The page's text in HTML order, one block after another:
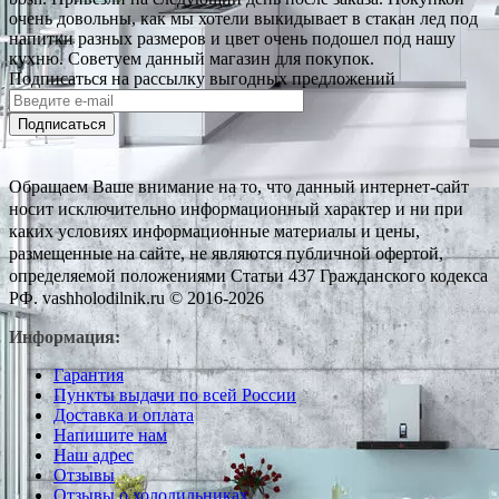
очень довольны, как мы хотели выкидывает в стакан лед под
напитки разных размеров и цвет очень подошел под нашу
кухню. Советуем данный магазин для покупок.
Подписаться на рассылку выгодных предложений
Подписаться
Обращаем Ваше внимание на то, что данный интернет-сайт
носит исключительно информационный характер и ни при
каких условиях информационные материалы и цены,
размещенные на сайте, не являются публичной офертой,
определяемой положениями Статьи 437 Гражданского кодекса
РФ. vashholodilnik.ru © 2016-2026
Информация:
Гарантия
Пункты выдачи по всей России
Доставка и оплата
Напишите нам
Наш адрес
Отзывы
Отзывы о холодильниках